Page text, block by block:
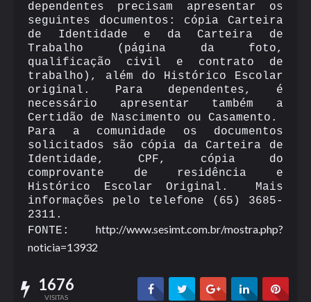
dependentes precisam apresentar os
seguintes documentos: cópia Carteira
de Identidade e da Carteira de
Trabalho (página da foto,
qualificação civil e contrato de
trabalho), além do Histórico Escolar
original. Para dependentes, é
necessário apresentar também a
Certidão de Nascimento ou Casamento.
Para a comunidade os documentos
solicitados são cópia da Carteira de
Identidade, CPF, cópia do
comprovante de residência e
Histórico Escolar Original. Mais
informações pelo telefone (65) 3685-
2311.
FONTE: http://www.sesimt.com.br/mostra.php?
noticia=13932
1676
VISITAS